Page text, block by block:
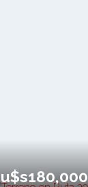
u$s180,000